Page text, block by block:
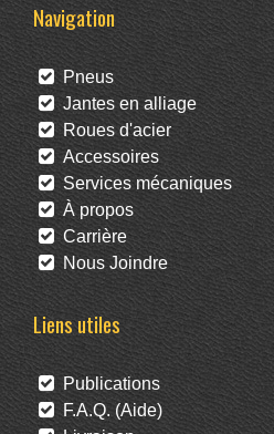
Navigation
Pneus
Jantes en alliage
Roues d'acier
Accessoires
Services mécaniques
À propos
Carrière
Nous Joindre
Liens utiles
Publications
F.A.Q. (Aide)